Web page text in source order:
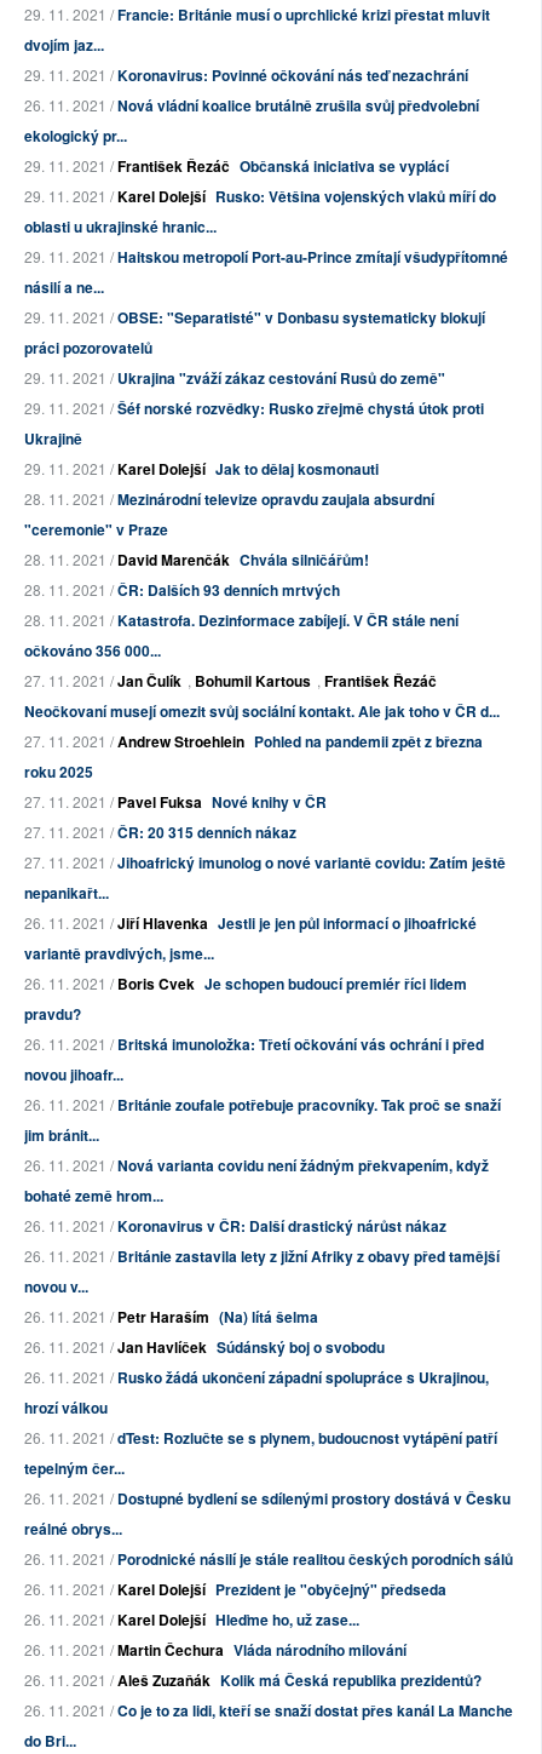
29. 11. 2021 /Francie: Británie musí o uprchlické krizi přestat mluvit
dvojím jaz...
29. 11. 2021 /Koronavirus: Povinné očkování nás teď nezachrání
26. 11. 2021 /Nová vládní koalice brutálně zrušila svůj předvolební
ekologický pr...
29. 11. 2021 /František Řezáč Občanská iniciativa se vyplácí
29. 11. 2021 /Karel Dolejší Rusko: Většina vojenských vlaků míří do
oblasti u ukrajinské hranic...
29. 11. 2021 /Haitskou metropolí Port-au-Prince zmítají všudypřítomné
násilí a ne...
29. 11. 2021 /OBSE: "Separatisté" v Donbasu systematicky blokují
práci pozorovatelů
29. 11. 2021 /Ukrajina "zváží zákaz cestování Rusů do země"
29. 11. 2021 /Šéf norské rozvědky: Rusko zřejmě chystá útok proti
Ukrajině
29. 11. 2021 /Karel Dolejší Jak to dělaj kosmonauti
28. 11. 2021 /Mezinárodní televize opravdu zaujala absurdní
"ceremonie" v Praze
28. 11. 2021 /David Marenčák Chvála silničářům!
28. 11. 2021 /ČR: Dalších 93 denních mrtvých
28. 11. 2021 /Katastrofa. Dezinformace zabíjejí. V ČR stále není
očkováno 356 000...
27. 11. 2021 /Jan Čulík , Bohumil Kartous , František Řezáč
Neočkovaní musejí omezit svůj sociální kontakt. Ale jak toho v ČR d...
27. 11. 2021 /Andrew Stroehlein Pohled na pandemii zpět z března
roku 2025
27. 11. 2021 /Pavel Fuksa Nové knihy v ČR
27. 11. 2021 /ČR: 20 315 denních nákaz
27. 11. 2021 /Jihoafrický imunolog o nové variantě covidu: Zatím ještě
nepanikařt...
26. 11. 2021 /Jiří Hlavenka Jestli je jen půl informací o jihoafrické
variantě pravdivých, jsme...
26. 11. 2021 /Boris Cvek Je schopen budoucí premiér říci lidem
pravdu?
26. 11. 2021 /Britská imunoložka: Třetí očkování vás ochrání i před
novou jihoafr...
26. 11. 2021 /Británie zoufale potřebuje pracovníky. Tak proč se snaží
jim bránit...
26. 11. 2021 /Nová varianta covidu není žádným překvapením, když
bohaté země hrom...
26. 11. 2021 /Koronavirus v ČR: Další drastický nárůst nákaz
26. 11. 2021 /Británie zastavila lety z jižní Afriky z obavy před tamější
novou v...
26. 11. 2021 /Petr Haraším (Na) lítá šelma
26. 11. 2021 /Jan Havlíček Súdánský boj o svobodu
26. 11. 2021 /Rusko žádá ukončení západní spolupráce s Ukrajinou,
hrozí válkou
26. 11. 2021 /dTest: Rozlučte se s plynem, budoucnost vytápění patří
tepelným čer...
26. 11. 2021 /Dostupné bydlení se sdílenými prostory dostává v Česku
reálné obrys...
26. 11. 2021 /Porodnické násilí je stále realitou českých porodních sálů
26. 11. 2021 /Karel Dolejší Prezident je "obyčejný" předseda
26. 11. 2021 /Karel Dolejší Hleďme ho, už zase...
26. 11. 2021 /Martin Čechura Vláda národního milování
26. 11. 2021 /Aleš Zuzaňák Kolik má Česká republika prezidentů?
26. 11. 2021 /Co je to za lidi, kteří se snaží dostat přes kanál La Manche
do Bri...